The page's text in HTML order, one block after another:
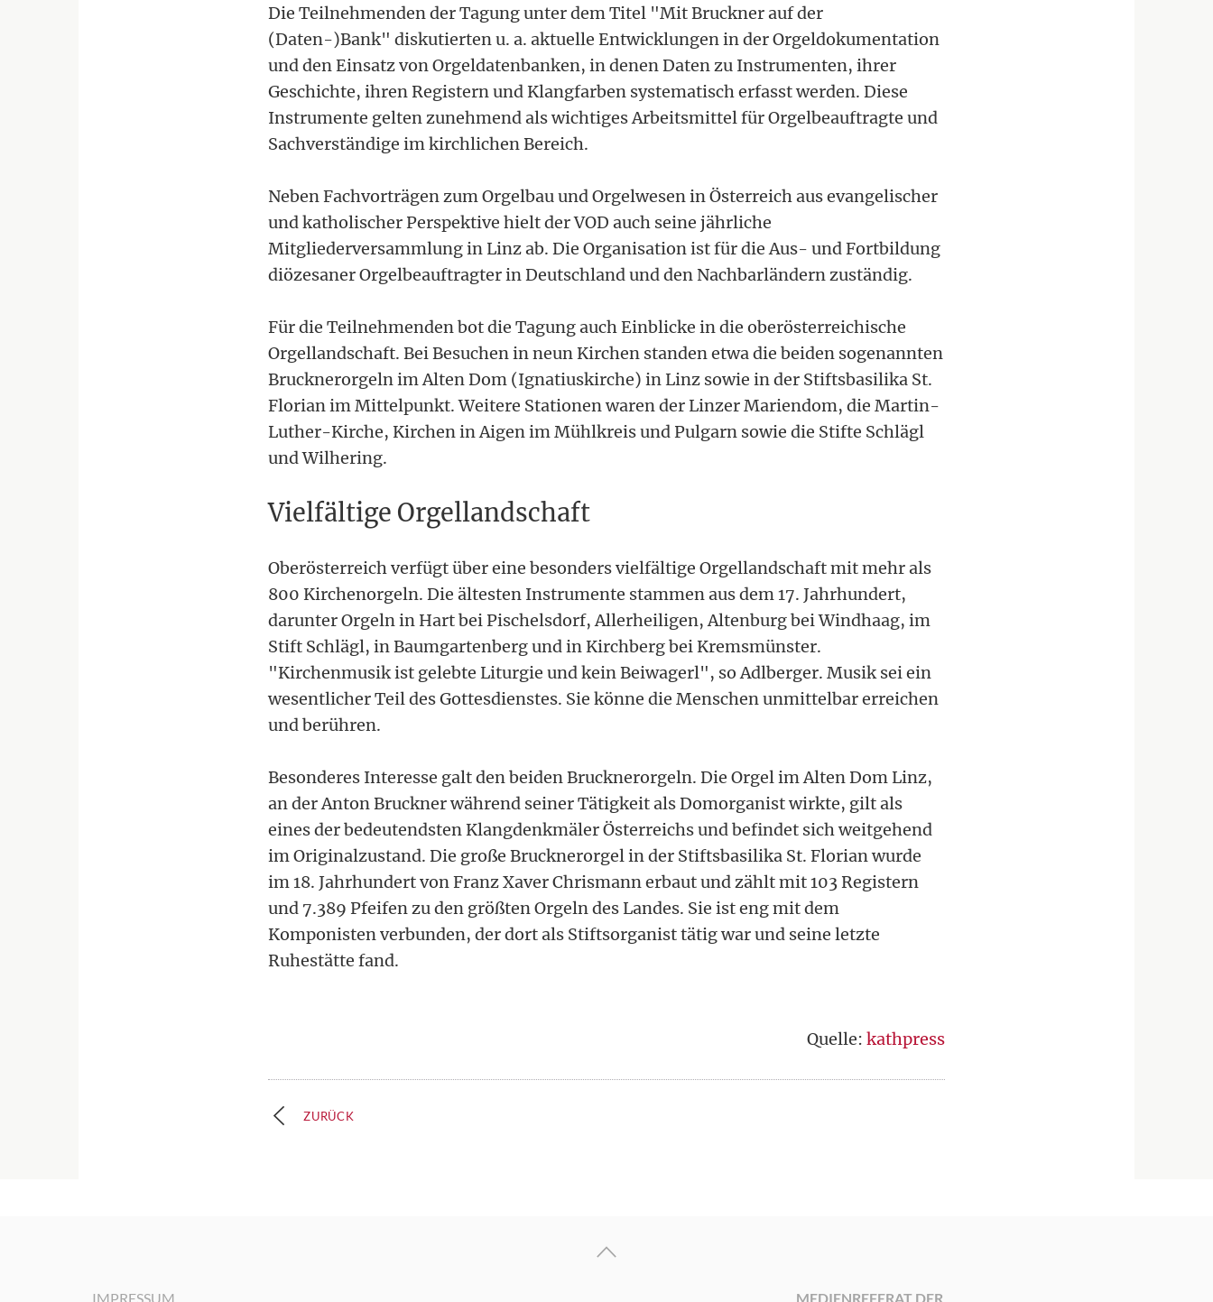
Die Teilnehmenden der Tagung unter dem Titel "Mit Bruckner auf der
(Daten-)Bank" diskutierten u. a. aktuelle Entwicklungen in der Orgeldokumentation
und den Einsatz von Orgeldatenbanken, in denen Daten zu Instrumenten, ihrer
Geschichte, ihren Registern und Klangfarben systematisch erfasst werden. Diese
Instrumente gelten zunehmend als wichtiges Arbeitsmittel für Orgelbeauftragte und
Sachverständige im kirchlichen Bereich.
Neben Fachvorträgen zum Orgelbau und Orgelwesen in Österreich aus evangelischer
und katholischer Perspektive hielt der VOD auch seine jährliche
Mitgliederversammlung in Linz ab. Die Organisation ist für die Aus- und Fortbildung
diözesaner Orgelbeauftragter in Deutschland und den Nachbarländern zuständig.
Für die Teilnehmenden bot die Tagung auch Einblicke in die oberösterreichische
Orgellandschaft. Bei Besuchen in neun Kirchen standen etwa die beiden sogenannten
Brucknerorgeln im Alten Dom (Ignatiuskirche) in Linz sowie in der Stiftsbasilika St.
Florian im Mittelpunkt. Weitere Stationen waren der Linzer Mariendom, die Martin-
Luther-Kirche, Kirchen in Aigen im Mühlkreis und Pulgarn sowie die Stifte Schlägl
und Wilhering.
Vielfältige Orgellandschaft
Oberösterreich verfügt über eine besonders vielfältige Orgellandschaft mit mehr als
800 Kirchenorgeln. Die ältesten Instrumente stammen aus dem 17. Jahrhundert,
darunter Orgeln in Hart bei Pischelsdorf, Allerheiligen, Altenburg bei Windhaag, im
Stift Schlägl, in Baumgartenberg und in Kirchberg bei Kremsmünster.
"Kirchenmusik ist gelebte Liturgie und kein Beiwagerl", so Adlberger. Musik sei ein
wesentlicher Teil des Gottesdienstes. Sie könne die Menschen unmittelbar erreichen
und berühren.
Besonderes Interesse galt den beiden Brucknerorgeln. Die Orgel im Alten Dom Linz,
an der Anton Bruckner während seiner Tätigkeit als Domorganist wirkte, gilt als
eines der bedeutendsten Klangdenkmäler Österreichs und befindet sich weitgehend
im Originalzustand. Die große Brucknerorgel in der Stiftsbasilika St. Florian wurde
im 18. Jahrhundert von Franz Xaver Chrismann erbaut und zählt mit 103 Registern
und 7.389 Pfeifen zu den größten Orgeln des Landes. Sie ist eng mit dem
Komponisten verbunden, der dort als Stiftsorganist tätig war und seine letzte
Ruhestätte fand.
Quelle: kathpress
ZURÜCK
IMPRESSUM MEDIENREFERAT DER